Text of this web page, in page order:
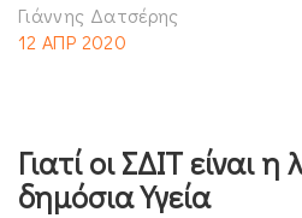
Γιάννης Δατσέρης
12 ΑΠΡ 2020
Γιατί οι ΣΔΙΤ είναι
δημόσια Υγεία